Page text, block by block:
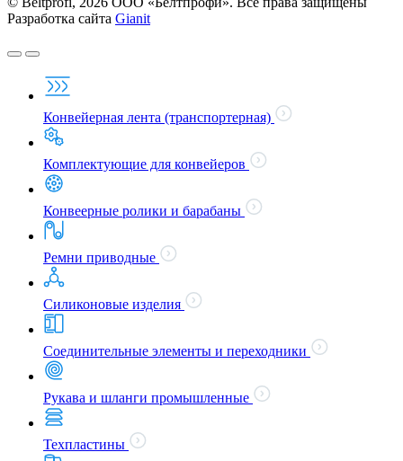
Разработка сайта Gianit
Конвейерная лента (транспортерная)
Комплектующие для конвейеров
Конвеерные ролики и барабаны
Ремни приводные
Силиконовые изделия
Соединительные элементы и переходники
Рукава и шланги промышленные
Техпластины